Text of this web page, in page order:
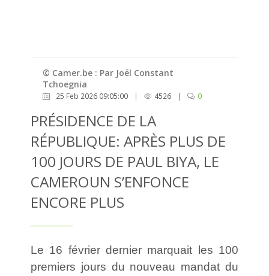
© Camer.be : Par Joël Constant
Tchoegnia
25 Feb 2026 09:05:00 | 4526 | 0
PRÉSIDENCE DE LA
RÉPUBLIQUE: APRÈS PLUS DE
100 JOURS DE PAUL BIYA, LE
CAMEROUN S’ENFONCE
ENCORE PLUS
Le 16 février dernier marquait les 100
premiers jours du nouveau mandat du